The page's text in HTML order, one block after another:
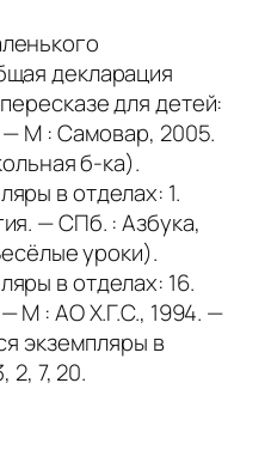
декларация
для детей:
— М : Самовар, 2005.
б-ка).
в отделах: 1.
— СПб. : Азбука,
уроки).
в отделах: 16.
М : АО Х.Г.С., 1994. —
экземпляры в
2, 7, 20.